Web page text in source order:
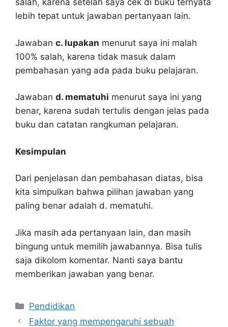
salah, karena setelah saya cek di buku ternyata
lebih tepat untuk jawaban pertanyaan lain.
Jawaban c. lupakan menurut saya ini malah
100% salah, karena tidak masuk dalam
pembahasan yang ada pada buku pelajaran.
Jawaban d. mematuhi menurut saya ini yang
benar, karena sudah tertulis dengan jelas pada
buku dan catatan rangkuman pelajaran.
Kesimpulan
Dari penjelasan dan pembahasan diatas, bisa
kita simpulkan bahwa pilihan jawaban yang
paling benar adalah d. mematuhi.
Jika masih ada pertanyaan lain, dan masih
bingung untuk memilih jawabannya. Bisa tulis
saja dikolom komentar. Nanti saya bantu
memberikan jawaban yang benar.
Kategori
Pendidikan
Faktor yang mempengaruhi sebuah